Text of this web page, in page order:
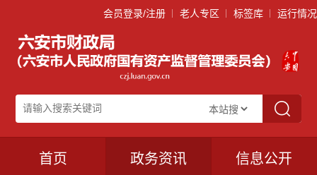
会员登录/注册 老人专区 标签库 运行情况
首页 政务资讯 信息公开